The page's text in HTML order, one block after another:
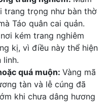
trang trọng như bàn thờ
Táo quân cai quản.
kém trang nghiêm
kị, vì điều này thể hiện
linh.
quá muộn: Vàng mã
tàn và lễ cúng đã
khi chưa dâng hương